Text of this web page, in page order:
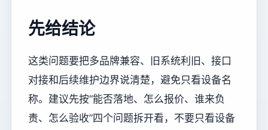
先给结论
这类问题要把多品牌兼容、旧系统利旧、接口
对接和后续维护边界说清楚，避免只看设备名
称。建议先按“能否落地、怎么报价、谁来负
责、怎么验收”四个问题拆开看，不要只看设备